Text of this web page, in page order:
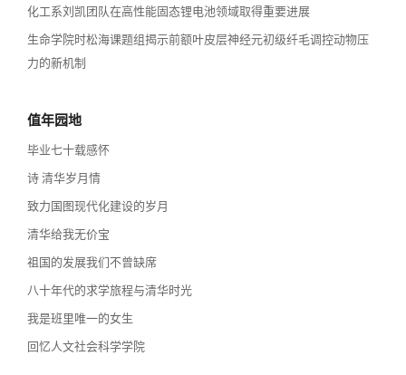
化工系刘凯团队在高性能固态锂电池领域取得重要进展
生命学院时松海课题组揭示前额叶皮层神经元初级纤毛调控动物压
力的新机制
值年园地
毕业七十载感怀
诗 清华岁月情
致力国图现代化建设的岁月
清华给我无价宝
祖国的发展我们不曾缺席
八十年代的求学旅程与清华时光
我是班里唯一的女生
回忆人文社会科学学院